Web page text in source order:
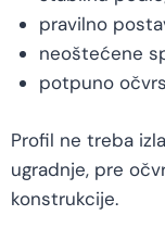
pravilno
neoštećene
potpuno
Profil ne treba
ugradnje, pre
konstrukcije.